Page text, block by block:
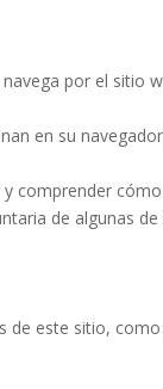
por el sitio
en su
comprender
de algunas
de este sitio,